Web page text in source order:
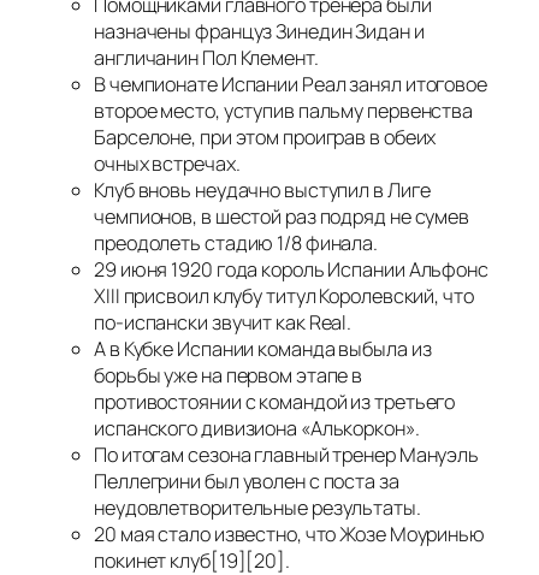
назначены француз Зинедин Зидан и
англичанин Пол Клемент.
В чемпионате Испании Реал занял итоговое
второе место, уступив пальму первенства
Барселоне, при этом проиграв в обеих
очных встречах.
Клуб вновь неудачно выступил в Лиге
чемпионов, в шестой раз подряд не сумев
преодолеть стадию 1/8 финала.
29 июня 1920 года король Испании Альфонс
XIII присвоил клубу титул Королевский, что
по-испански звучит как Real.
А в Кубке Испании команда выбыла из
борьбы уже на первом этапе в
противостоянии с командой из третьего
испанского дивизиона «Алькоркон».
По итогам сезона главный тренер Мануэль
Пеллегрини был уволен с поста за
неудовлетворительные результаты.
20 мая стало известно, что Жозе Моуринью
покинет клуб[19][20].